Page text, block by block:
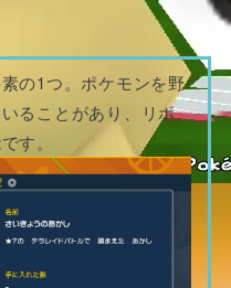
の1つ。ポケモンを野
ることがあり、リボ
す。